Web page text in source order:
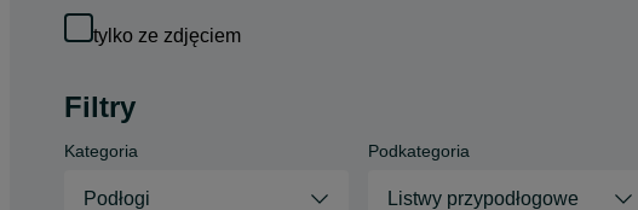
tylko ze zdjęciem
Filtry
Kategoria
Podłogi
Podkategoria
Listwy przypodłogowe